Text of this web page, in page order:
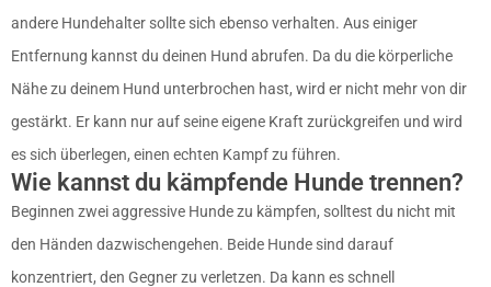
andere Hundehalter sollte sich ebenso verhalten. Aus einiger
Entfernung kannst du deinen Hund abrufen. Da du die körperliche
Nähe zu deinem Hund unterbrochen hast, wird er nicht mehr von dir
gestärkt. Er kann nur auf seine eigene Kraft zurückgreifen und wird
es sich überlegen, einen echten Kampf zu führen.
Wie kannst du kämpfende Hunde trennen?
Beginnen zwei aggressive Hunde zu kämpfen, solltest du nicht mit
den Händen dazwischengehen. Beide Hunde sind darauf
konzentriert, den Gegner zu verletzen. Da kann es schnell